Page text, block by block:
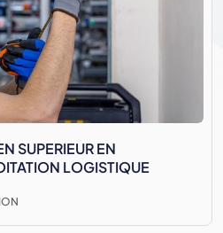
SUPERIEUR EN
LOGISTIQUE